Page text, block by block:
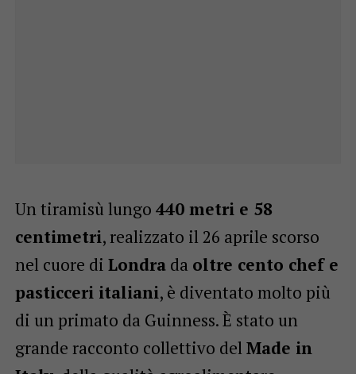
Un tiramisù lungo 440 metri e 58
centimetri, realizzato il 26 aprile scorso
nel cuore di Londrada oltre cento chef e
pasticceri italiani, è diventato molto più
di un primato da Guinness. È stato un
grande racconto collettivo del Made in